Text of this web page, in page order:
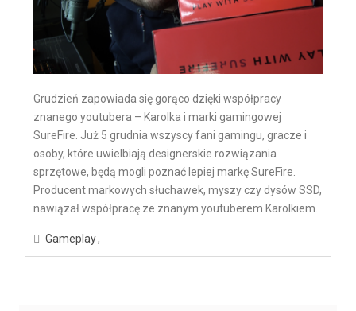
Grudzień zapowiada się gorąco dzięki współpracy
znanego youtubera – Karolka i marki gamingowej
SureFire. Już 5 grudnia wszyscy fani gamingu, gracze i
osoby, które uwielbiają designerskie rozwiązania
sprzętowe, będą mogli poznać lepiej markę SureFire.
Producent markowych słuchawek, myszy czy dysów SSD,
nawiązał współpracę ze znanym youtuberem Karolkiem.
Gameplay